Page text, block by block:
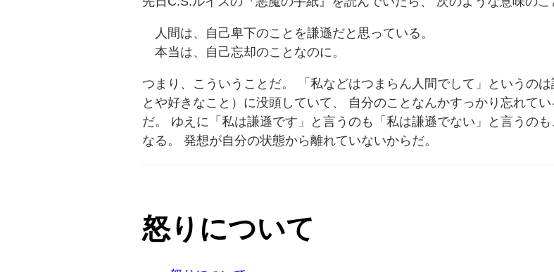
人間は、自己卑下のことを謙遜だと思っている。
本当は、自己忘却のことなのに。
つまり、こういうことだ。 「私などはつまらん人間でして」というの
とや好きなこと）に没頭していて、 自分のことなんかすっかり忘れて
だ。 ゆえに「私は謙遜です」と言うのも「私は謙遜でない」と言うの
なる。 発想が自分の状態から離れていないからだ。
怒りについて